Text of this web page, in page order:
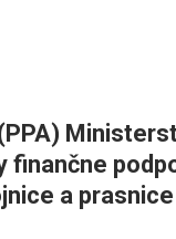
finančne
a prasnice